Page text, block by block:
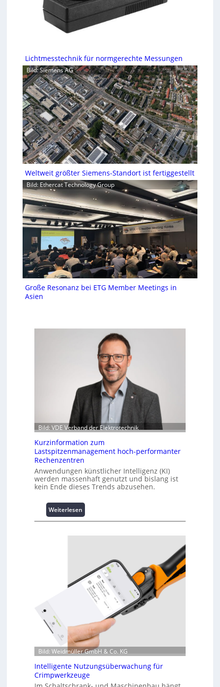
Lichtmesstechnik für normgerechte Messungen
Bild: Siemens AG
Weltweit größter Siemens-Standort ist fertiggestellt
Bild: Ethercat Technology Group
Große Resonanz bei ETG Member Meetings in
Asien
Bild: VDE Verband der Elektrotechnik
Kurzinformation zum
Lastspitzenmanagement hoch-performanter
Rechenzentren
Anwendungen künstlicher Intelligenz (KI)
werden massenhaft genutzt und bislang ist
kein Ende dieses Trends abzusehen.
Weiterlesen:
K
r
f
o
n
z
u
m
Bild: Weidmüller GmbH & Co. KG
Intelligente Nutzungsüberwachung für
Crimpwerkzeuge